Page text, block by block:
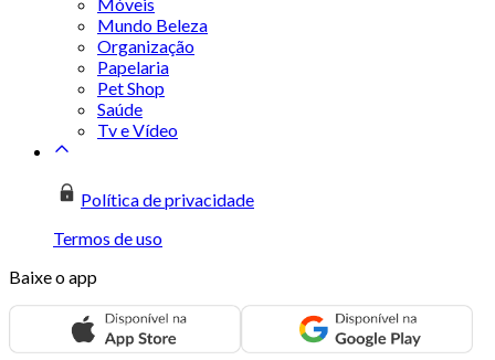
Mundo Beleza
Organização
Papelaria
Pet Shop
Saúde
Tv e Vídeo
Política de privacidade
Termos de uso
Baixe o app